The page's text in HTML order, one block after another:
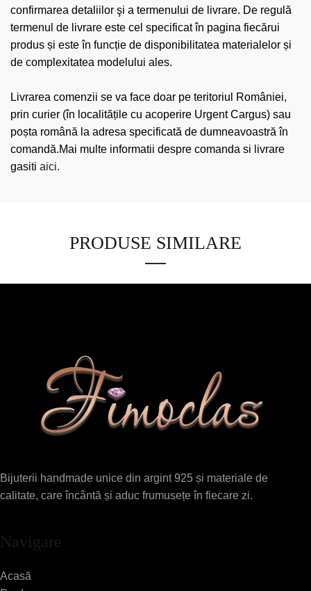
confirmarea detaliilor şi a termenului de livrare. De regulă
termenul de livrare este cel specificat în pagina fiecărui
produs și este în funcție de disponibilitatea materialelor și
de complexitatea modelului ales.
Livrarea comenzii se va face doar pe teritoriul României,
prin curier (în localitățile cu acoperire Urgent Cargus) sau
poșta română la adresa specificată de dumneavoastră în
comandă.Mai multe informatii despre comanda si livrare
gasiti aici.
PRODUSE SIMILARE
Bijuterii handmade unice din argint 925 și materiale de
calitate, care încântă și aduc frumusețe în fiecare zi.
Navigare
Acasă